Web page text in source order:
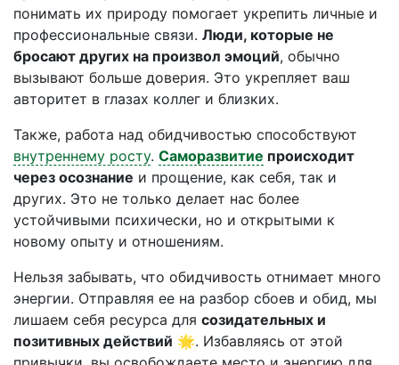
понимать их природу помогает укрепить личные и
профессиональные связи. Люди, которые не
бросают других на произвол эмоций, обычно
вызывают больше доверия. Это укрепляет ваш
авторитет в глазах коллег и близких.
Также, работа над обидчивостью способствуют
внутреннему росту. Саморазвитие происходит
через осознание и прощение, как себя, так и
других. Это не только делает нас более
устойчивыми психически, но и открытыми к
новому опыту и отношениям.
Нельзя забывать, что обидчивость отнимает много
энергии. Отправляя ее на разбор сбоев и обид, мы
лишаем себя ресурса для созидательных и
позитивных действий 🌟. Избавляясь от этой